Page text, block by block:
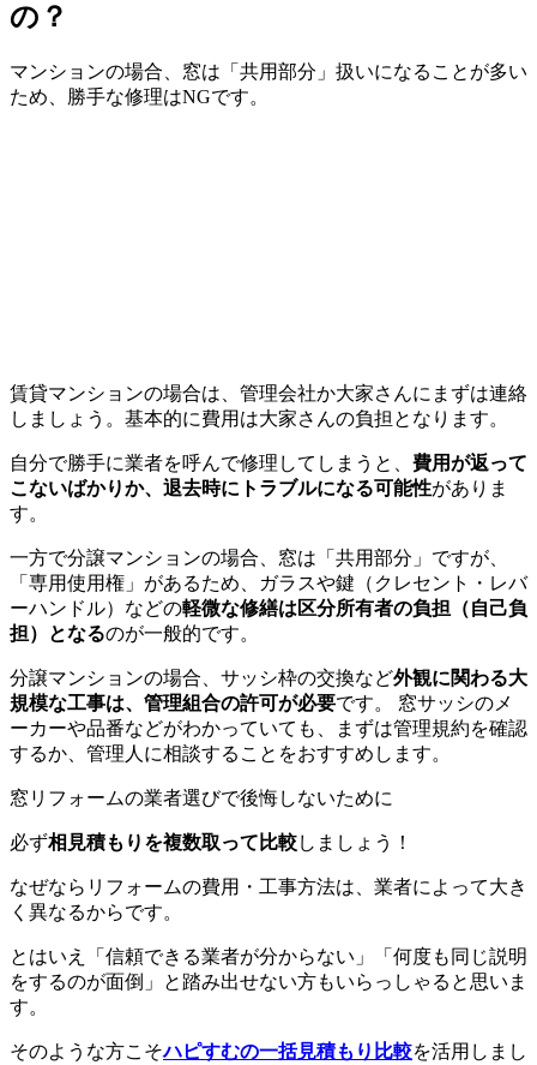
の？
マンションの場合、窓は「共用部分」扱いになることが多い
ため、勝手な修理はNGです。
賃貸マンションの場合は、管理会社か大家さんにまずは連絡
しましょう。基本的に費用は大家さんの負担となります。
自分で勝手に業者を呼んで修理してしまうと、 費用が返って
こないばかりか、退去時にトラブルになる可能性がありま
す。
一方で分譲マンションの場合、窓は「共用部分」ですが、
「専用使用権」があるため、ガラスや鍵（クレセント・レバ
ーハンドル）などの軽微な修繕は区分所有者の負担（自己負
担）となるのが一般的です。
分譲マンションの場合、サッシ枠の交換など外観に関わる大
規模な工事は、管理組合の許可が必要です。 窓サッシのメ
ーカーや品番などがわかっていても、まずは管理規約を確認
するか、管理人に相談することをおすすめします。
窓 リフォームの業者選びで後悔しないために
必ず相見積もりを複数取って比較しましょう！
なぜならリフォームの費用・工事方法は、業者によって大き
く異なるからです。
とはいえ「信頼できる業者が分からない」「何度も同じ説明
をするのが面倒」と踏み出せない方もいらっしゃると思いま
す。
そのような方こそハピすむの一括見積もり比較を活用しまし